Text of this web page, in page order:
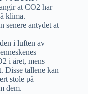
at CO2 har
klima.
senere antydet at
i luften av
i året, mens
Disse tallene kan
stole på
dem.